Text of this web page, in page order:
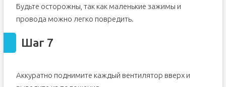
Будьте осторожны, так как маленькие зажимы и
провода можно легко повредить.
Шаг 7
Аккуратно поднимите каждый вентилятор вверх и